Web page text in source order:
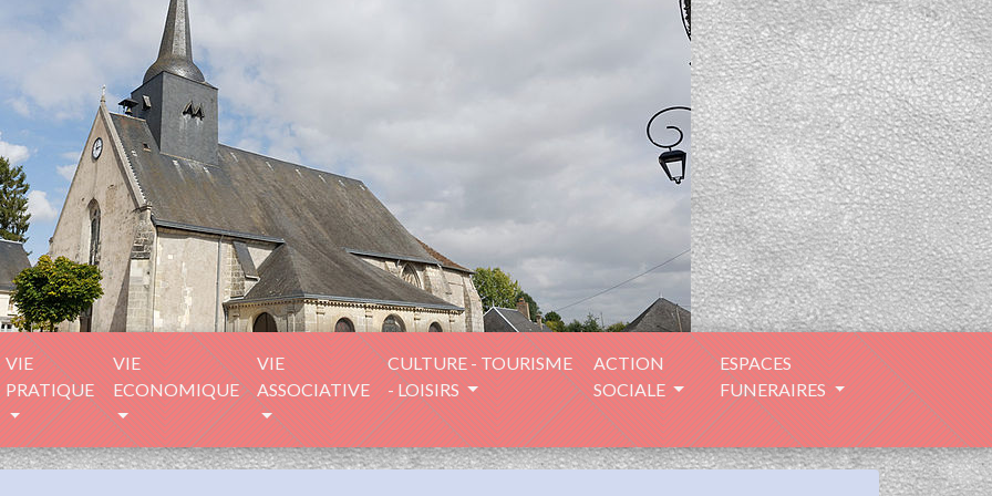
VIE
PRATIQUE
VIE
ECONOMIQUE
VIE
ASSOCIATIVE
CULTURE - TOURISME
- LOISIRS
ACTION
SOCIALE
ESPACES
FUNERAIRES